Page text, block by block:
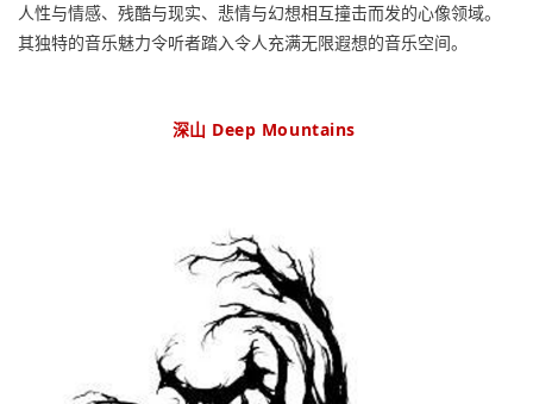
人性与情感、残酷与现实、悲情与幻想相互撞击而发的心像领域。
其独特的音乐魅力令听者踏入令人充满无限遐想的音乐空间。
深山 Deep Mountains